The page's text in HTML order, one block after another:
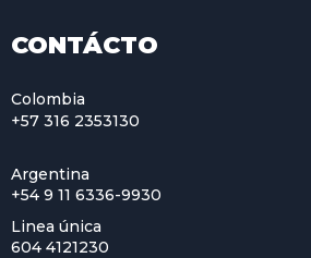
CONTÁCTO
Colombia
+57 316 2353130
Argentina
+54 9 11 6336-9930
Linea única
604 4121230